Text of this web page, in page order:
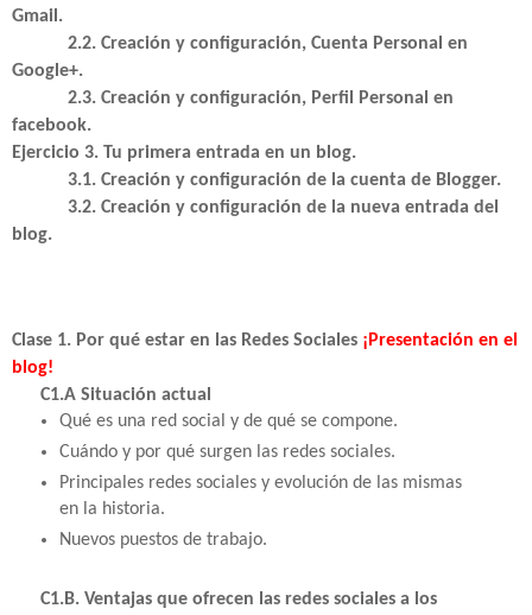
Gmail.
2.2. Creación y configuración, Cuenta Personal en
Google+.
2.3. Creación y configuración, Perfil Personal en
facebook.
Ejercicio 3. Tu primera entrada en un blog.
3.1. Creación y configuración de la cuenta de Blogger.
3.2. Creación y configuración de la nueva entrada del
blog.
Clase 1. Por qué estar en las Redes Sociales ¡Presentación en el
blog!
C1.A Situación actual
Qué es una red social y de qué se compone.
Cuándo y por qué surgen las redes sociales.
Principales redes sociales y evolución de las mismas
en la historia.
Nuevos puestos de trabajo.
C1.B. Ventajas que ofrecen las redes sociales a los